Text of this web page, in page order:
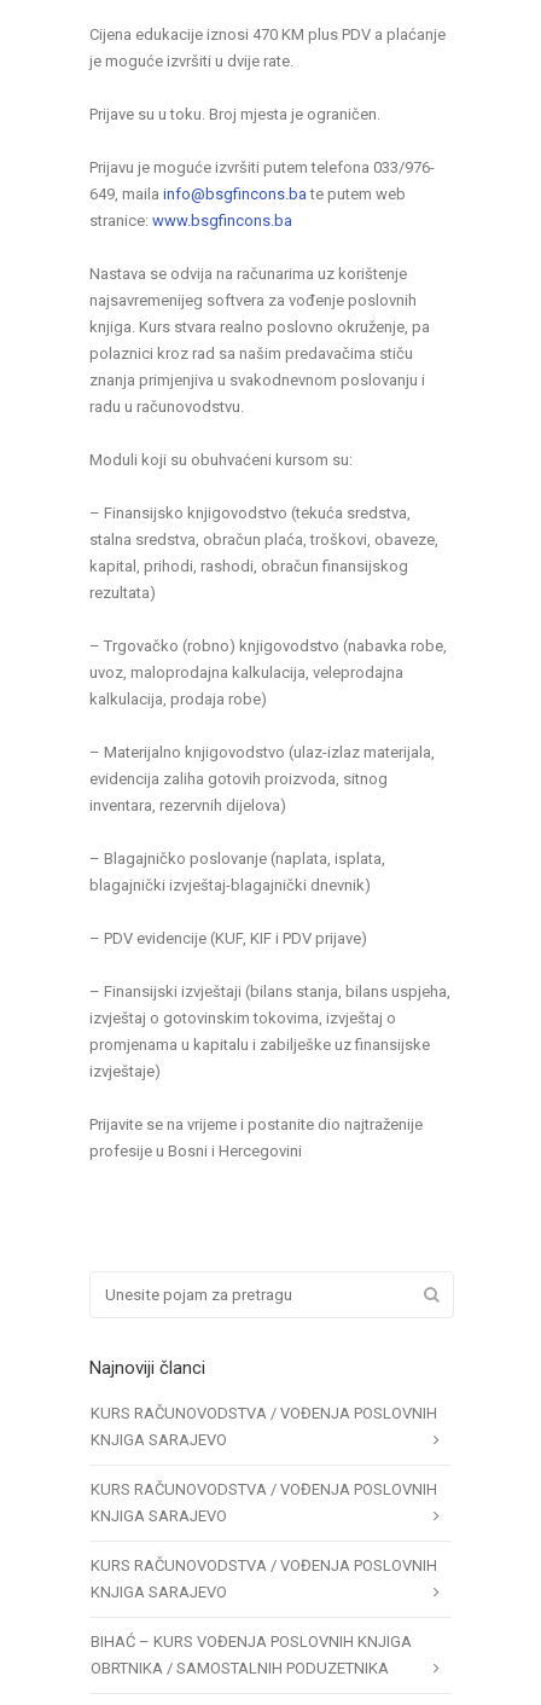
Cijena edukacije iznosi 470 KM plus PDV a plaćanje
je moguće izvršiti u dvije rate.
Prijave su u toku. Broj mjesta je ograničen.
Prijavu je moguće izvršiti putem telefona 033/976-
649, maila info@bsgfincons.ba te putem web
stranice: www.bsgfincons.ba
Nastava se odvija na računarima uz korištenje
najsavremenijeg softvera za vođenje poslovnih
knjiga. Kurs stvara realno poslovno okruženje, pa
polaznici kroz rad sa našim predavačima stiču
znanja primjenjiva u svakodnevnom poslovanju i
radu u računovodstvu.
Moduli koji su obuhvaćeni kursom su:
– Finansijsko knjigovodstvo (tekuća sredstva,
stalna sredstva, obračun plaća, troškovi, obaveze,
kapital, prihodi, rashodi, obračun finansijskog
rezultata)
– Trgovačko (robno) knjigovodstvo (nabavka robe,
uvoz, maloprodajna kalkulacija, veleprodajna
kalkulacija, prodaja robe)
– Materijalno knjigovodstvo (ulaz-izlaz materijala,
evidencija zaliha gotovih proizvoda, sitnog
inventara, rezervnih dijelova)
– Blagajničko poslovanje (naplata, isplata,
blagajnički izvještaj-blagajnički dnevnik)
– PDV evidencije (KUF, KIF i PDV prijave)
– Finansijski izvještaji (bilans stanja, bilans uspjeha,
izvještaj o gotovinskim tokovima, izvještaj o
promjenama u kapitalu i zabilješke uz finansijske
izvještaje)
Prijavite se na vrijeme i postanite dio najtraženije
profesije u Bosni i Hercegovini
Najnoviji članci
KURS RAČUNOVODSTVA / VOĐENJA POSLOVNIH
KNJIGA SARAJEVO
KURS RAČUNOVODSTVA / VOĐENJA POSLOVNIH
KNJIGA SARAJEVO
KURS RAČUNOVODSTVA / VOĐENJA POSLOVNIH
KNJIGA SARAJEVO
BIHAĆ – KURS VOĐENJA POSLOVNIH KNJIGA
OBRTNIKA / SAMOSTALNIH PODUZETNIKA